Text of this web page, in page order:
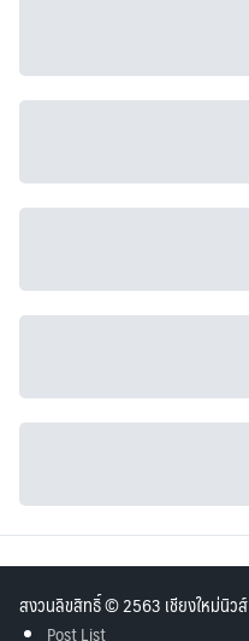
สงวนลิขสิทธิ์ © 2563 เชียงใหม่นิวส์
Post List